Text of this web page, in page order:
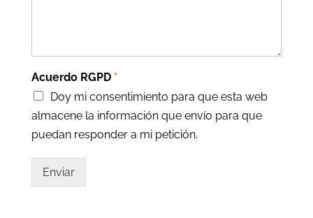
Acuerdo RGPD *
Doy mi consentimiento para que esta web
almacene la información que envío para que
puedan responder a mi petición.
Enviar